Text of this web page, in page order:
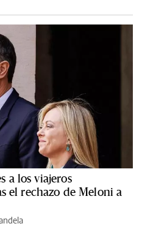
a los viajeros
el rechazo de Meloni a